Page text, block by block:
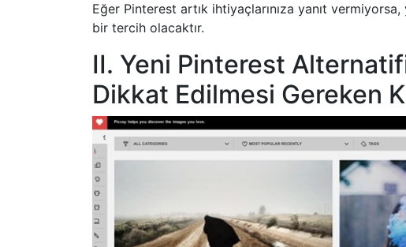
Eğer Pinterest artık ihtiyaçlarınıza yanıt
bir tercih olacaktır.
II. Yeni Pinterest
Dikkat Edilmesi Gereken